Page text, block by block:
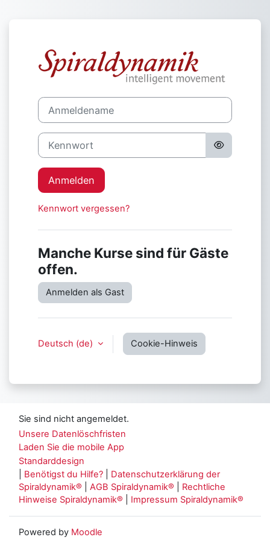
Anmelden bei
Anmeldename
Kennwort
Anmelden
Kennwort vergessen?
Manche Kurse sind für Gäste
offen.
Anmelden als Gast
Deutsch ‎(de)‎ Cookie-Hinweis
Sie sind nicht angemeldet.
Unsere Datenlöschfristen
Laden Sie die mobile App
Standarddesign
Benötigst du Hilfe?
Datenschutzerklärung der
Spiraldynamik®
AGB Spiraldynamik®
Rechtliche
Hinweise Spiraldynamik®
Impressum Spiraldynamik®
Powered by Moodle